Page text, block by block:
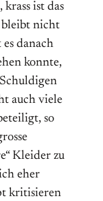
ist das
bleibt nicht
danach
konnte,
auch viele
so
Kleider zu
eher
kritisieren